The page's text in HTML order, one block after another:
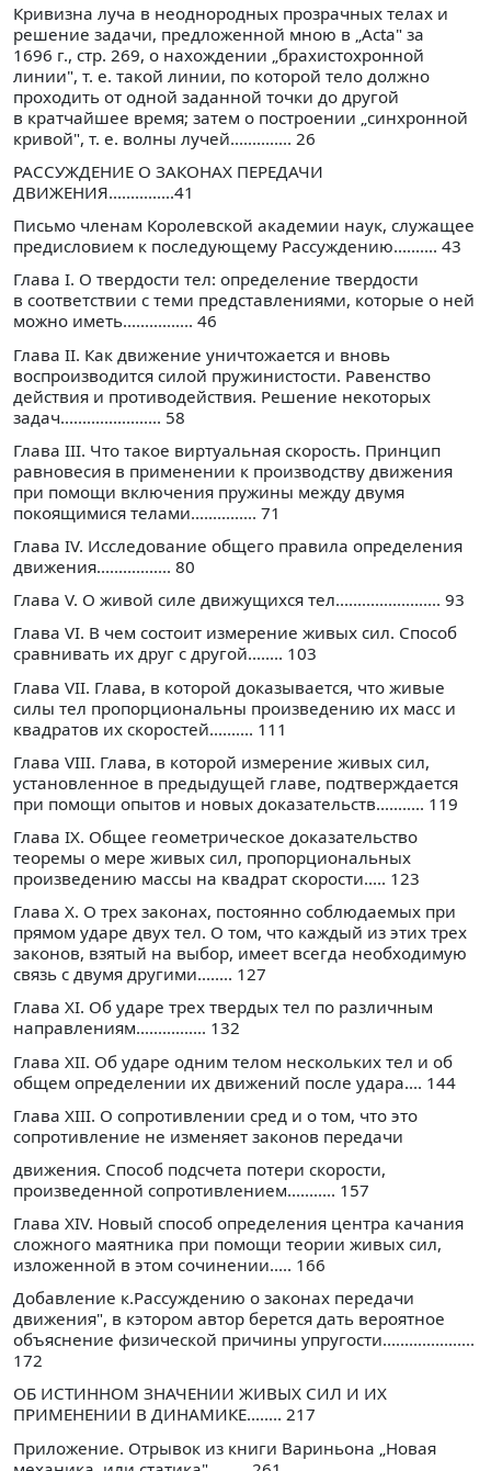
Кривизна луча в неоднородных прозрачных телах и
решение задачи, предложенной мною в „Acta" за
1696 г., стр. 269, о нахождении „брахистохронной
линии", т. е. такой линии, по которой тело должно
проходить от одной заданной точки до другой
в кратчайшее время; затем о построении „синхронной
кривой", т. е. волны лучей.............. 26
РАССУЖДЕНИЕ О ЗАКОНАХ ПЕРЕДАЧИ
ДВИЖЕНИЯ...............41
Письмо членам Королевской академии наук, служащее
предисловием к последующему Рассуждению.......... 43
Глава I. О твердости тел: определение твердости
в соответствии с теми представлениями, которые о ней
можно иметь................ 46
Глава II. Как движение уничтожается и вновь
воспроизводится силой пружинистости. Равенство
действия и противодействия. Решение некоторых
задач....................... 58
Глава III. Что такое виртуальная скорость. Принцип
равновесия в применении к производству движения
при помощи включения пружины между двумя
покоящимися телами............... 71
Глава IV. Исследование общего правила определения
движения................. 80
Глава V. О живой силе движущихся тел........................ 93
Глава VI. В чем состоит измерение живых сил. Способ
сравнивать их друг с другой........ 103
Глава VII. Глава, в которой доказывается, что живые
силы тел пропорциональны произведению их масс и
квадратов их скоростей.......... 111
Глава VIII. Глава, в которой измерение живых сил,
установленное в предыдущей главе, подтверждается
при помощи опытов и новых доказательств........... 119
Глава IX. Общее геометрическое доказательство
теоремы о мере живых сил, пропорциональных
произведению массы на квадрат скорости..... 123
Глава X. О трех законах, постоянно соблюдаемых при
прямом ударе двух тел. О том, что каждый из этих трех
законов, взятый на выбор, имеет всегда необходимую
связь с двумя другими........ 127
Глава XI. Об ударе трех твердых тел по различным
направлениям................ 132
Глава XII. Об ударе одним телом нескольких тел и об
общем определении их движений после удара.... 144
Глава XIII. О сопротивлении сред и о том, что это
сопротивление не изменяет законов передачи
движения. Способ подсчета потери скорости,
произведенной сопротивлением........... 157
Глава XIV. Новый способ определения центра качания
сложного маятника при помощи теории живых сил,
изложенной в этом сочинении..... 166
Добавление к.Рассуждению о законах передачи
движения", в кэтором автор берется дать вероятное
объяснение физической причины упругости.....................
172
ОБ ИСТИННОМ ЗНАЧЕНИИ ЖИВЫХ СИЛ И ИХ
ПРИМЕНЕНИИ В ДИНАМИКЕ........ 217
Приложение. Отрывок из книги Вариньона „Новая